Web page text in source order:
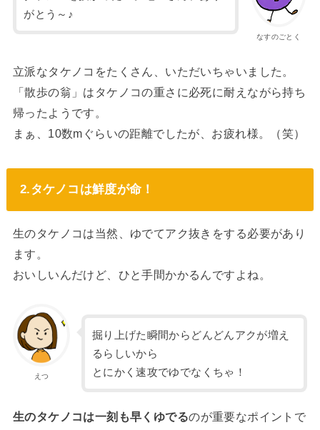
なすのごとく
がとう～♪
立派なタケノコをたくさん、いただいちゃいました。
「散歩の翁」はタケノコの重さに必死に耐えながら持ち
帰ったようです。
まぁ、10数mぐらいの距離でしたが、お疲れ様。（笑）
2.タケノコは鮮度が命！
生のタケノコは当然、ゆでてアク抜きをする必要があり
ます。
おいしいんだけど、ひと手間かかるんですよね。
えつ
掘り上げた瞬間からどんどんアクが増え
るらしいから
とにかく速攻でゆでなくちゃ！
生のタケノコは一刻も早くゆでるのが重要なポイントで